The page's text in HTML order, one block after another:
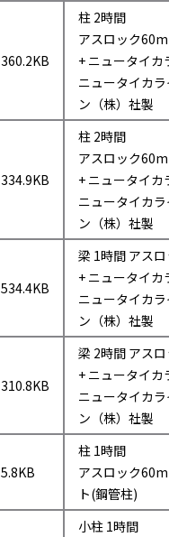
360.2KB
柱 2時間
アスロック
+ ニュータイ
ニュータイカ
ン（株）社製
334.9KB
柱 2時間
アスロック
+ ニュータイ
ニュータイカ
ン（株）社製
534.4KB
梁 1時間 アス
+ ニュータイ
ニュータイカ
ン（株）社製
310.8KB
梁 2時間 アス
+ ニュータイ
ニュータイカ
ン（株）社製
5.8KB
柱 1時間
アスロック
ト(鋼管柱)
小柱 1時間